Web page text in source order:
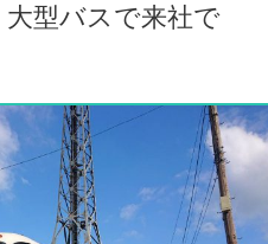
型バスで来社で